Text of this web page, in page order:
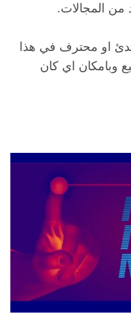
المجالات.
او محترف في هذا
وبامكان اي كان